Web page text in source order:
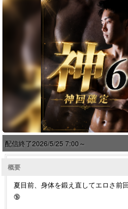
配信終了2026/5/25 7:00～
概要
夏目前、身体を鍛え直してエロさ前
🔞